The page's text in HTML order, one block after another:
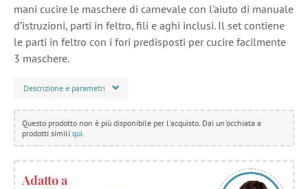
mani cucire le maschere di carnevale con l'aiuto di manuale
d’istruzioni, parti in feltro, fili e aghi inclusi. Il set contiene
le parti in feltro con i fori predisposti per cucire facilmente
3 maschere.
Descrizione e parametri
Questo prodotto non è più disponibile per l'acquisto. Dai un'occhiata a
prodotti simili qui
Adatto a